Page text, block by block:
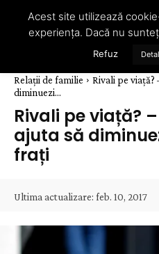
Relații de familie
Rivali pe viață?
diminuezi...
Rivali pe viață?
ajuta să
frați
Ultima actualizare: feb. 10, 2017
Acest site utilizează
experiența. Dacă nu
Refuz